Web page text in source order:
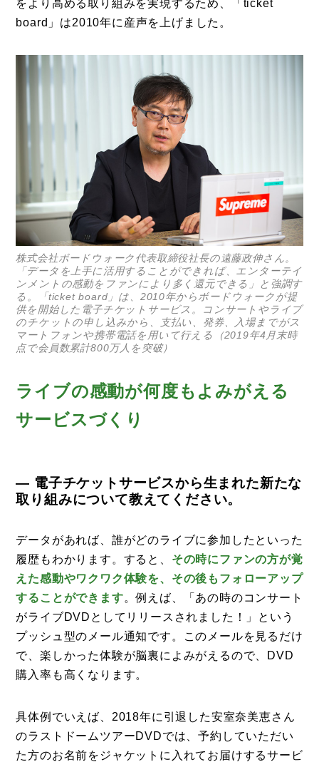
をより高める取り組みを実現するため、「ticket
board」は2010年に産声を上げました。
株式会社ボードウォーク代表取締役社長の遠藤政伸さん。
「データを上手に活用することができれば、エンターテイ
ンメントの感動をファンにより多く還元できる」と強調す
る。「ticket board」は、2010年からボードウォークが提
供を開始した電⼦チケットサービス。コンサートやライブ
のチケットの申し込みから、⽀払い、発券、⼊場までがス
マートフォンや携帯電話を用いて行える（2019年4⽉末時
点で会員数累計800万⼈を突破）
ライブの感動が何度もよみがえる
サービスづくり
— 電子チケットサービスから生まれた新たな
取り組みについて教えてください。
データがあれば、誰がどのライブに参加したといった
履歴もわかります。すると、 その時にファンの方が覚
えた感動やワクワク体験を、その後もフォローアップ
することができます。例えば、「あの時のコンサート
がライブDVDとしてリリースされました！」という
プッシュ型のメール通知です。このメールを見るだけ
で、楽しかった体験が脳裏によみがえるので、DVD
購入率も高くなります。
具体例でいえば、2018年に引退した安室奈美恵さん
のラストドームツアーDVDでは、予約していただい
た方のお名前をジャケットに入れてお届けするサービ